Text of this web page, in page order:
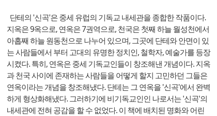
단테의 '신곡'은 중세 유럽의 기독교 내세관을 종합한 작품이다.
지옥은 9옥으로, 연옥은 7권역으로, 천국은 첫째 하늘 월성천에서
아홉째 하늘 원동천으로 나누어 있으며, 그곳에 단테와 안면이 있
는 사람들에서 부터 고대의 유명한 정치인, 철학자, 예술가를 등장
시켰다. 특히, 연옥은 중세 기독교인들이 창조해낸 개념이다. 지옥
과 천국 사이에 존재하는 사람들을 어떻게 할지 고민하던 그들은
연옥이라는 개념을 창조해냈다. 단테는 그 연옥을 '신곡'에서 완벽
하게 형상화해냈다. 그러하기에 비기독교인인 나로서는 '신곡'의
내세관에 전혀 공감을 할 수 없었다. 이 책에 배치된 명화와 어린